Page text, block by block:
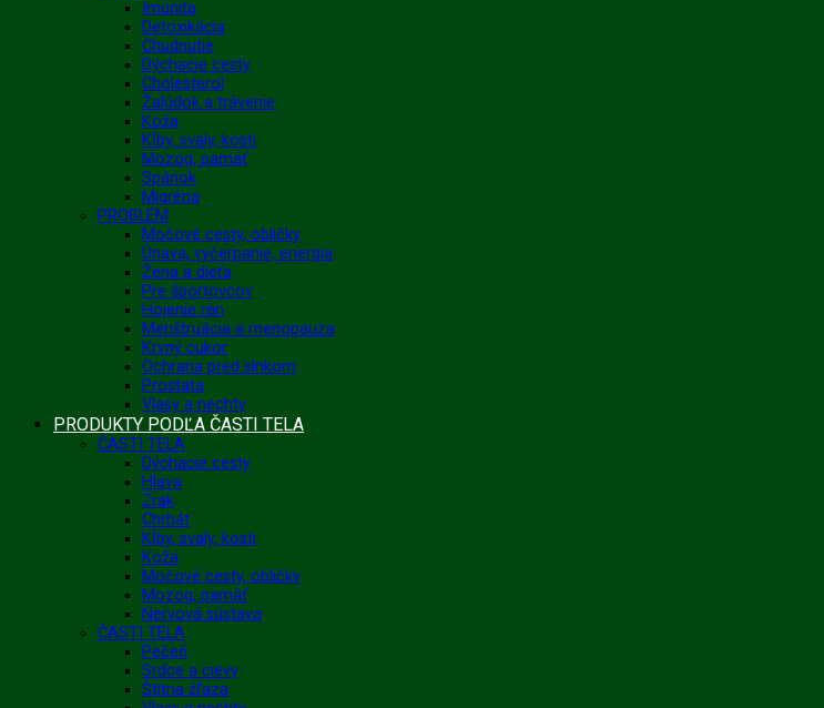
Imunita
Detoxikácia
Chudnutie
Dýchacie cesty
Cholesterol
Žalúdok a trávenie
Koža
Kĺby, svaly, kosti
Mozog, pamäť
Spánok
Migréna
PROBLÉM
Močové cesty, obličky
Únava, vyčerpanie, energia
Žena a dieťa
Pre športovcov
Hojenie rán
Menštruácia a menopauza
Krvný cukor
Ochrana pred slnkom
Prostata
Vlasy a nechty
PRODUKTY PODĽA ČASTI TELA
ČASTI TELA
Dýchacie cesty
Hlava
Zrak
Chrbát
Kĺby, svaly, kosti
Koža
Močové cesty, obličky
Mozog, pamäť
Nervová sústava
ČASTI TELA
Pečeň
Srdce a cievy
Štítna žľaza